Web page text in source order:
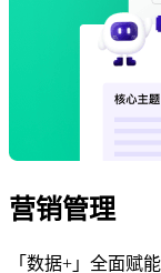
营销管理
「数据+」全面赋